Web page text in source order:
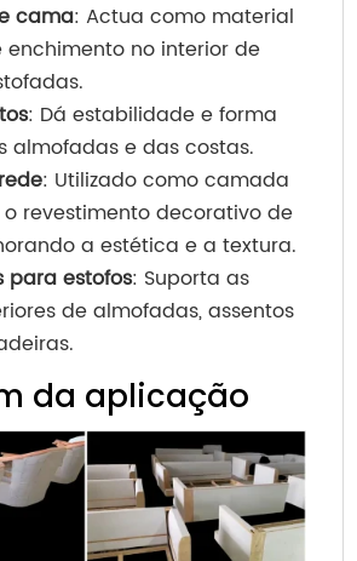
cama: Actua como material
no interior de
: Dá estabilidade e forma
almofadas e das costas.
: Utilizado como camada
revestimento decorativo de
a estética e a textura.
para estofos: Suporta as
de almofadas, assentos
da aplicação